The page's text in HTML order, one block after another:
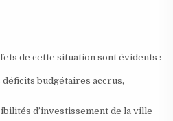
de cette situation sont évidents :
budgétaires accrus,
d’investissement de la ville